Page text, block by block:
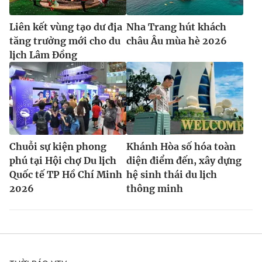
Liên kết vùng tạo dư địa
tăng trưởng mới cho du
lịch Lâm Đồng
Nha Trang hút khách
châu Âu mùa hè 2026
Chuỗi sự kiện phong
phú tại Hội chợ Du lịch
Quốc tế TP Hồ Chí Minh
2026
Khánh Hòa số hóa toàn
diện điểm đến, xây dựng
hệ sinh thái du lịch
thông minh